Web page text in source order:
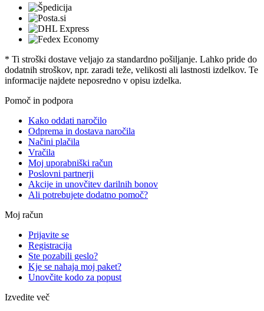
* Ti stroški dostave veljajo za standardno pošiljanje. Lahko pride do
dodatnih stroškov, npr. zaradi teže, velikosti ali lastnosti izdelkov. Te
informacije najdete neposredno v opisu izdelka.
Pomoč in podpora
Kako oddati naročilo
Odprema in dostava naročila
Načini plačila
Vračila
Moj uporabniški račun
Poslovni partnerji
Akcije in unovčitev darilnih bonov
Ali potrebujete dodatno pomoč?
Moj račun
Prijavite se
Registracija
Ste pozabili geslo?
Kje se nahaja moj paket?
Unovčite kodo za popust
Izvedite več